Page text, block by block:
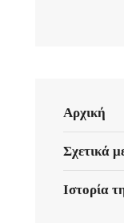
Αρχική
Σχετικά
Ιστορία